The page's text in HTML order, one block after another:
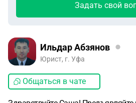
Задать свой
Ильдар Абзянов
Юрист, г. Уфа
Общаться в чате